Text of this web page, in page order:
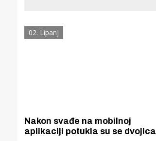
02. Lipanj
Nakon svađe na mobilnoj
aplikaciji potukla su se dvojica